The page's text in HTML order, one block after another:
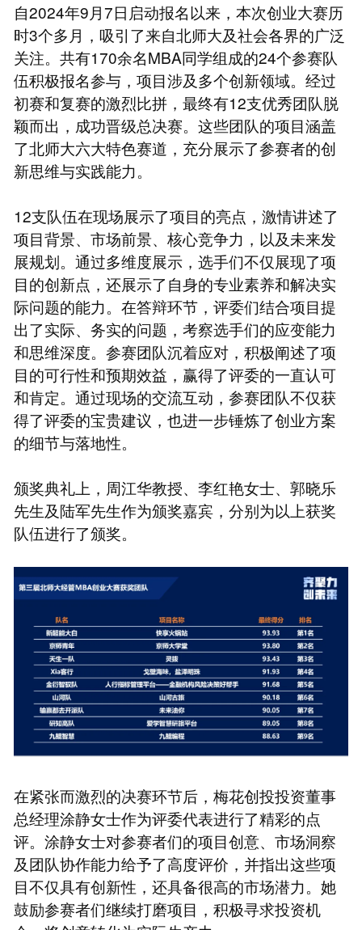
自2024年9月7日启动报名以来，本次创业大赛历
时3个多月，吸引了来自北师大及社会各界的广泛
关注。共有170余名MBA同学组成的24个参赛队
伍积极报名参与，项目涉及多个创新领域。经过
初赛和复赛的激烈比拼，最终有12支优秀团队脱
颖而出，成功晋级总决赛。这些团队的项目涵盖
了北师大六大特色赛道，充分展示了参赛者的创
新思维与实践能力。
12支队伍在现场展示了项目的亮点，激情讲述了
项目背景、市场前景、核心竞争力，以及未来发
展规划。通过多维度展示，选手们不仅展现了项
目的创新点，还展示了自身的专业素养和解决实
际问题的能力。在答辩环节，评委们结合项目提
出了实际、务实的问题，考察选手们的应变能力
和思维深度。参赛团队沉着应对，积极阐述了项
目的可行性和预期效益，赢得了评委的一直认可
和肯定。通过现场的交流互动，参赛团队不仅获
得了评委的宝贵建议，也进一步锤炼了创业方案
的细节与落地性。
颁奖典礼上，周江华教授、李红艳女士、郭晓乐
先生及陆军先生作为颁奖嘉宾，分别为以上获奖
队伍进行了颁奖。
在紧张而激烈的决赛环节后，梅花创投投资董事
总经理涂静女士作为评委代表进行了精彩的点
评。涂静女士对参赛者们的项目创意、市场洞察
及团队协作能力给予了高度评价，并指出这些项
目不仅具有创新性，还具备很高的市场潜力。她
鼓励参赛者们继续打磨项目，积极寻求投资机